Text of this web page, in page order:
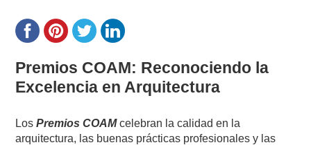
Premios COAM: Reconociendo la
Excelencia en Arquitectura
LosPremios COAMcelebran la calidad en la
arquitectura, las buenas prácticas profesionales y las